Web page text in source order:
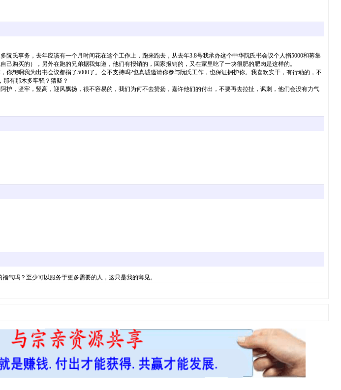
氏事务，去年应该有一个月时间花在这个工作上，跑来跑去，从去年3.8号我承办这个中华阮氏书会议个人捐5000和募集
购买的），另外在跑的兄弟据我知道，他们有报销的，回家报销的，又在家里吃了一块很肥的肥肉是这样的。
想啊我为出书会议都捐了5000了。会不支持吗?也真诚邀请你参与阮氏工作，也保证拥护你。我喜欢实干，有行动的，不
有那木多牢骚？猜疑？
，竖牢，竖高，迎风飘扬，很不容易的，我们为何不去赞扬，嘉许他们的付出，不要再去拉扯，讽刺，他们会没有力气
气吗？至少可以服务于更多需要的人，这只是我的薄见。